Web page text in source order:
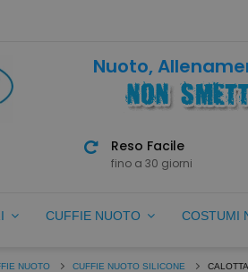
Nuoto,
Reso Facile
fino a 30 giorni
CUFFIE NUOTO COSTUMI
NUOTO CUFFIE NUOTO SILICONE